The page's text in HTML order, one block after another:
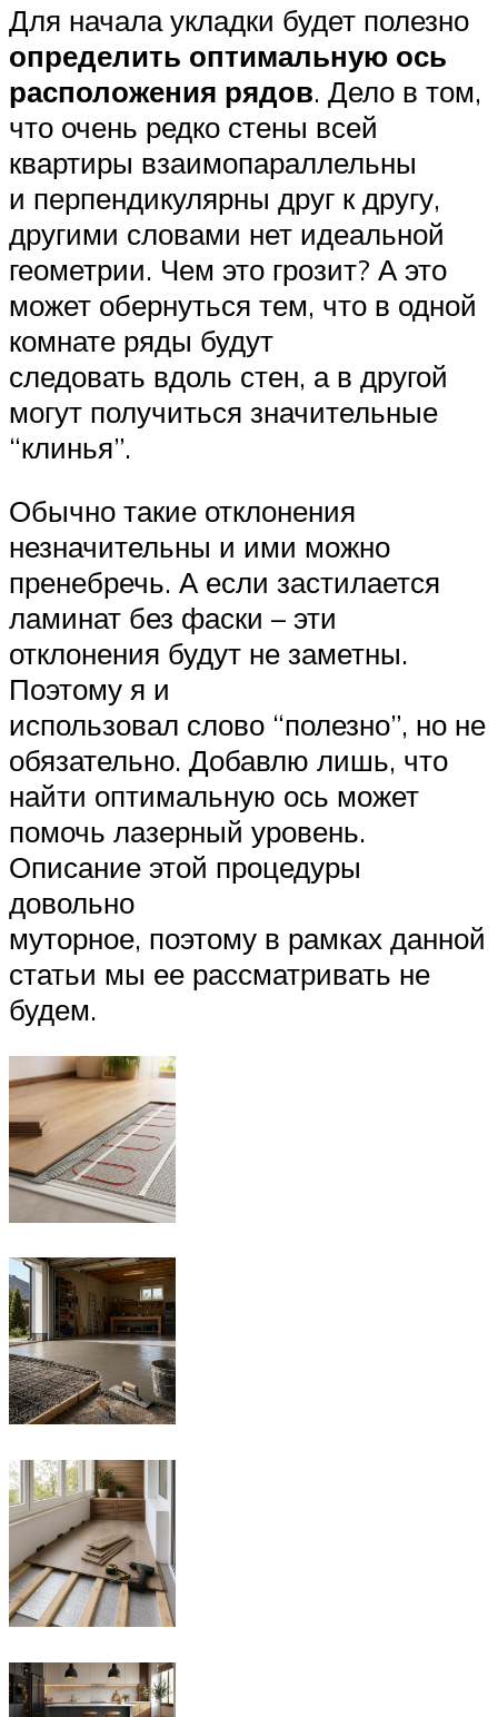
Для начала укладки будет полезно
определить оптимальную ось
расположения рядов. Дело в том,
что очень редко стены всей
квартиры взаимопараллельны
и перпендикулярны друг к другу,
другими словами нет идеальной
геометрии. Чем это грозит? А это
может обернуться тем, что в одной
комнате ряды будут
следовать вдоль стен, а в другой
могут получиться значительные
“клинья”.
Обычно такие отклонения
незначительны и ими можно
пренебречь. А если застилается
ламинат без фаски – эти
отклонения будут не заметны.
Поэтому я и
использовал слово “полезно”, но не
обязательно. Добавлю лишь, что
найти оптимальную ось может
помочь лазерный уровень.
Описание этой процедуры
довольно
муторное, поэтому в рамках данной
статьи мы ее рассматривать не
будем.